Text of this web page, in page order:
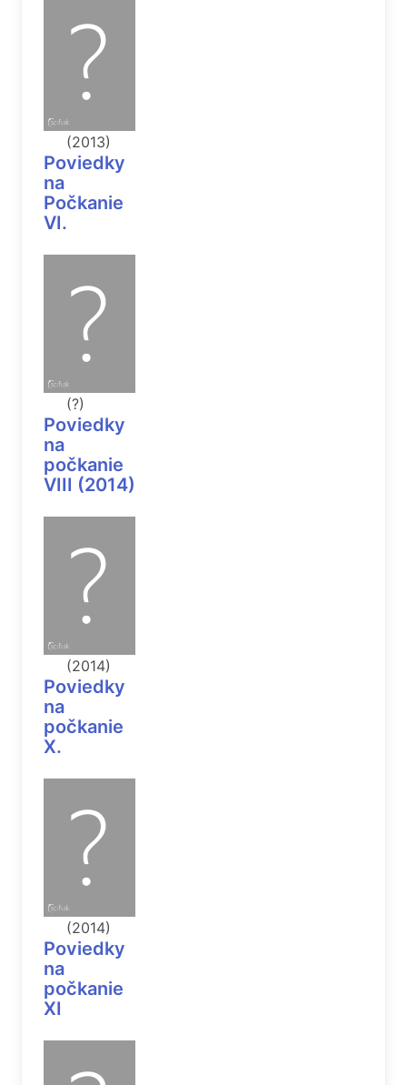
(2013)
Poviedky
na
Počkanie
VI.
(?)
Poviedky
na
počkanie
VIII (2014)
(2014)
Poviedky
na
počkanie
X.
(2014)
Poviedky
na
počkanie
XI